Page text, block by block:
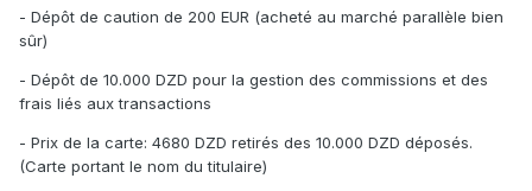
- Dépôt de caution de 200 EUR (acheté au marché parallèle bien
sûr)
- Dépôt de 10.000 DZD pour la gestion des commissions et des
frais liés aux transactions
- Prix de la carte: 4680 DZD retirés des 10.000 DZD déposés.
(Carte portant le nom du titulaire)